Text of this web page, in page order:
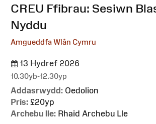
:CREU Ffibrau: Sesiwn
Nyddu
Amgueddfa Wlân Cymru
13 Hydref 2026
10.30yb-12.30yp
Addasrwydd: Oedolion
Pris: £20yp
Archebu lle: Rhaid Archebu Lle